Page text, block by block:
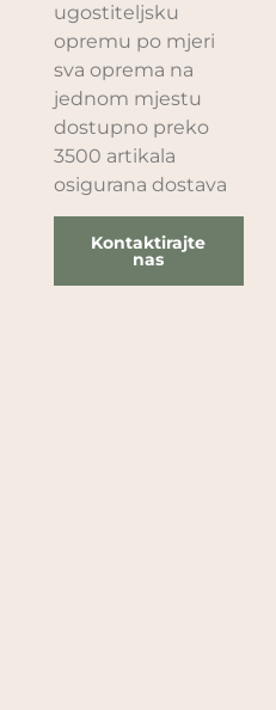
ugostiteljsku
opremu po mjeri
sva oprema na
jednom mjestu
dostupno preko
3500 artikala
osigurana dostava
Kontaktirajte
nas